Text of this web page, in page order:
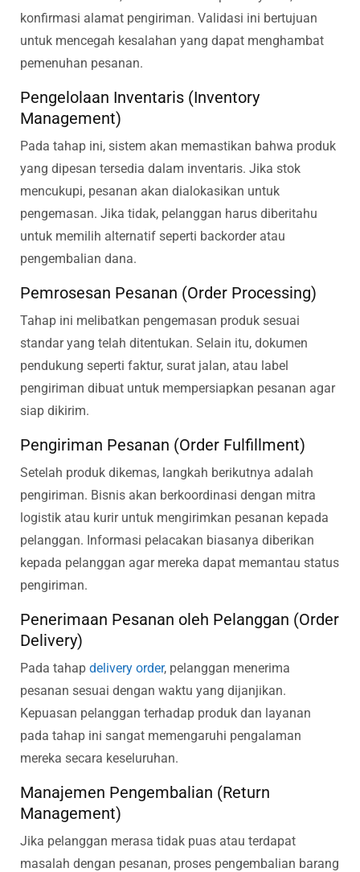
konfirmasi alamat pengiriman. Validasi ini bertujuan
untuk mencegah kesalahan yang dapat menghambat
pemenuhan pesanan.
Pengelolaan Inventaris (Inventory
Management)
Pada tahap ini, sistem akan memastikan bahwa produk
yang dipesan tersedia dalam inventaris. Jika stok
mencukupi, pesanan akan dialokasikan untuk
pengemasan. Jika tidak, pelanggan harus diberitahu
untuk memilih alternatif seperti backorder atau
pengembalian dana.
Pemrosesan Pesanan (Order Processing)
Tahap ini melibatkan pengemasan produk sesuai
standar yang telah ditentukan. Selain itu, dokumen
pendukung seperti faktur, surat jalan, atau label
pengiriman dibuat untuk mempersiapkan pesanan agar
siap dikirim.
Pengiriman Pesanan (Order Fulfillment)
Setelah produk dikemas, langkah berikutnya adalah
pengiriman. Bisnis akan berkoordinasi dengan mitra
logistik atau kurir untuk mengirimkan pesanan kepada
pelanggan. Informasi pelacakan biasanya diberikan
kepada pelanggan agar mereka dapat memantau status
pengiriman.
Penerimaan Pesanan oleh Pelanggan (Order
Delivery)
Pada tahap delivery order, pelanggan menerima
pesanan sesuai dengan waktu yang dijanjikan.
Kepuasan pelanggan terhadap produk dan layanan
pada tahap ini sangat memengaruhi pengalaman
mereka secara keseluruhan.
Manajemen Pengembalian (Return
Management)
Jika pelanggan merasa tidak puas atau terdapat
masalah dengan pesanan, proses pengembalian barang